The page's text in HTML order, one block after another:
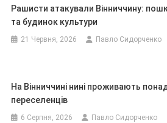
Рашисти атакували Вінниччину:
та будинок культури
21 Червня, 2026 Павло Сидорченко
На Вінниччині нині проживають
переселенців
6 Серпня, 2026 Павло Сидорченко